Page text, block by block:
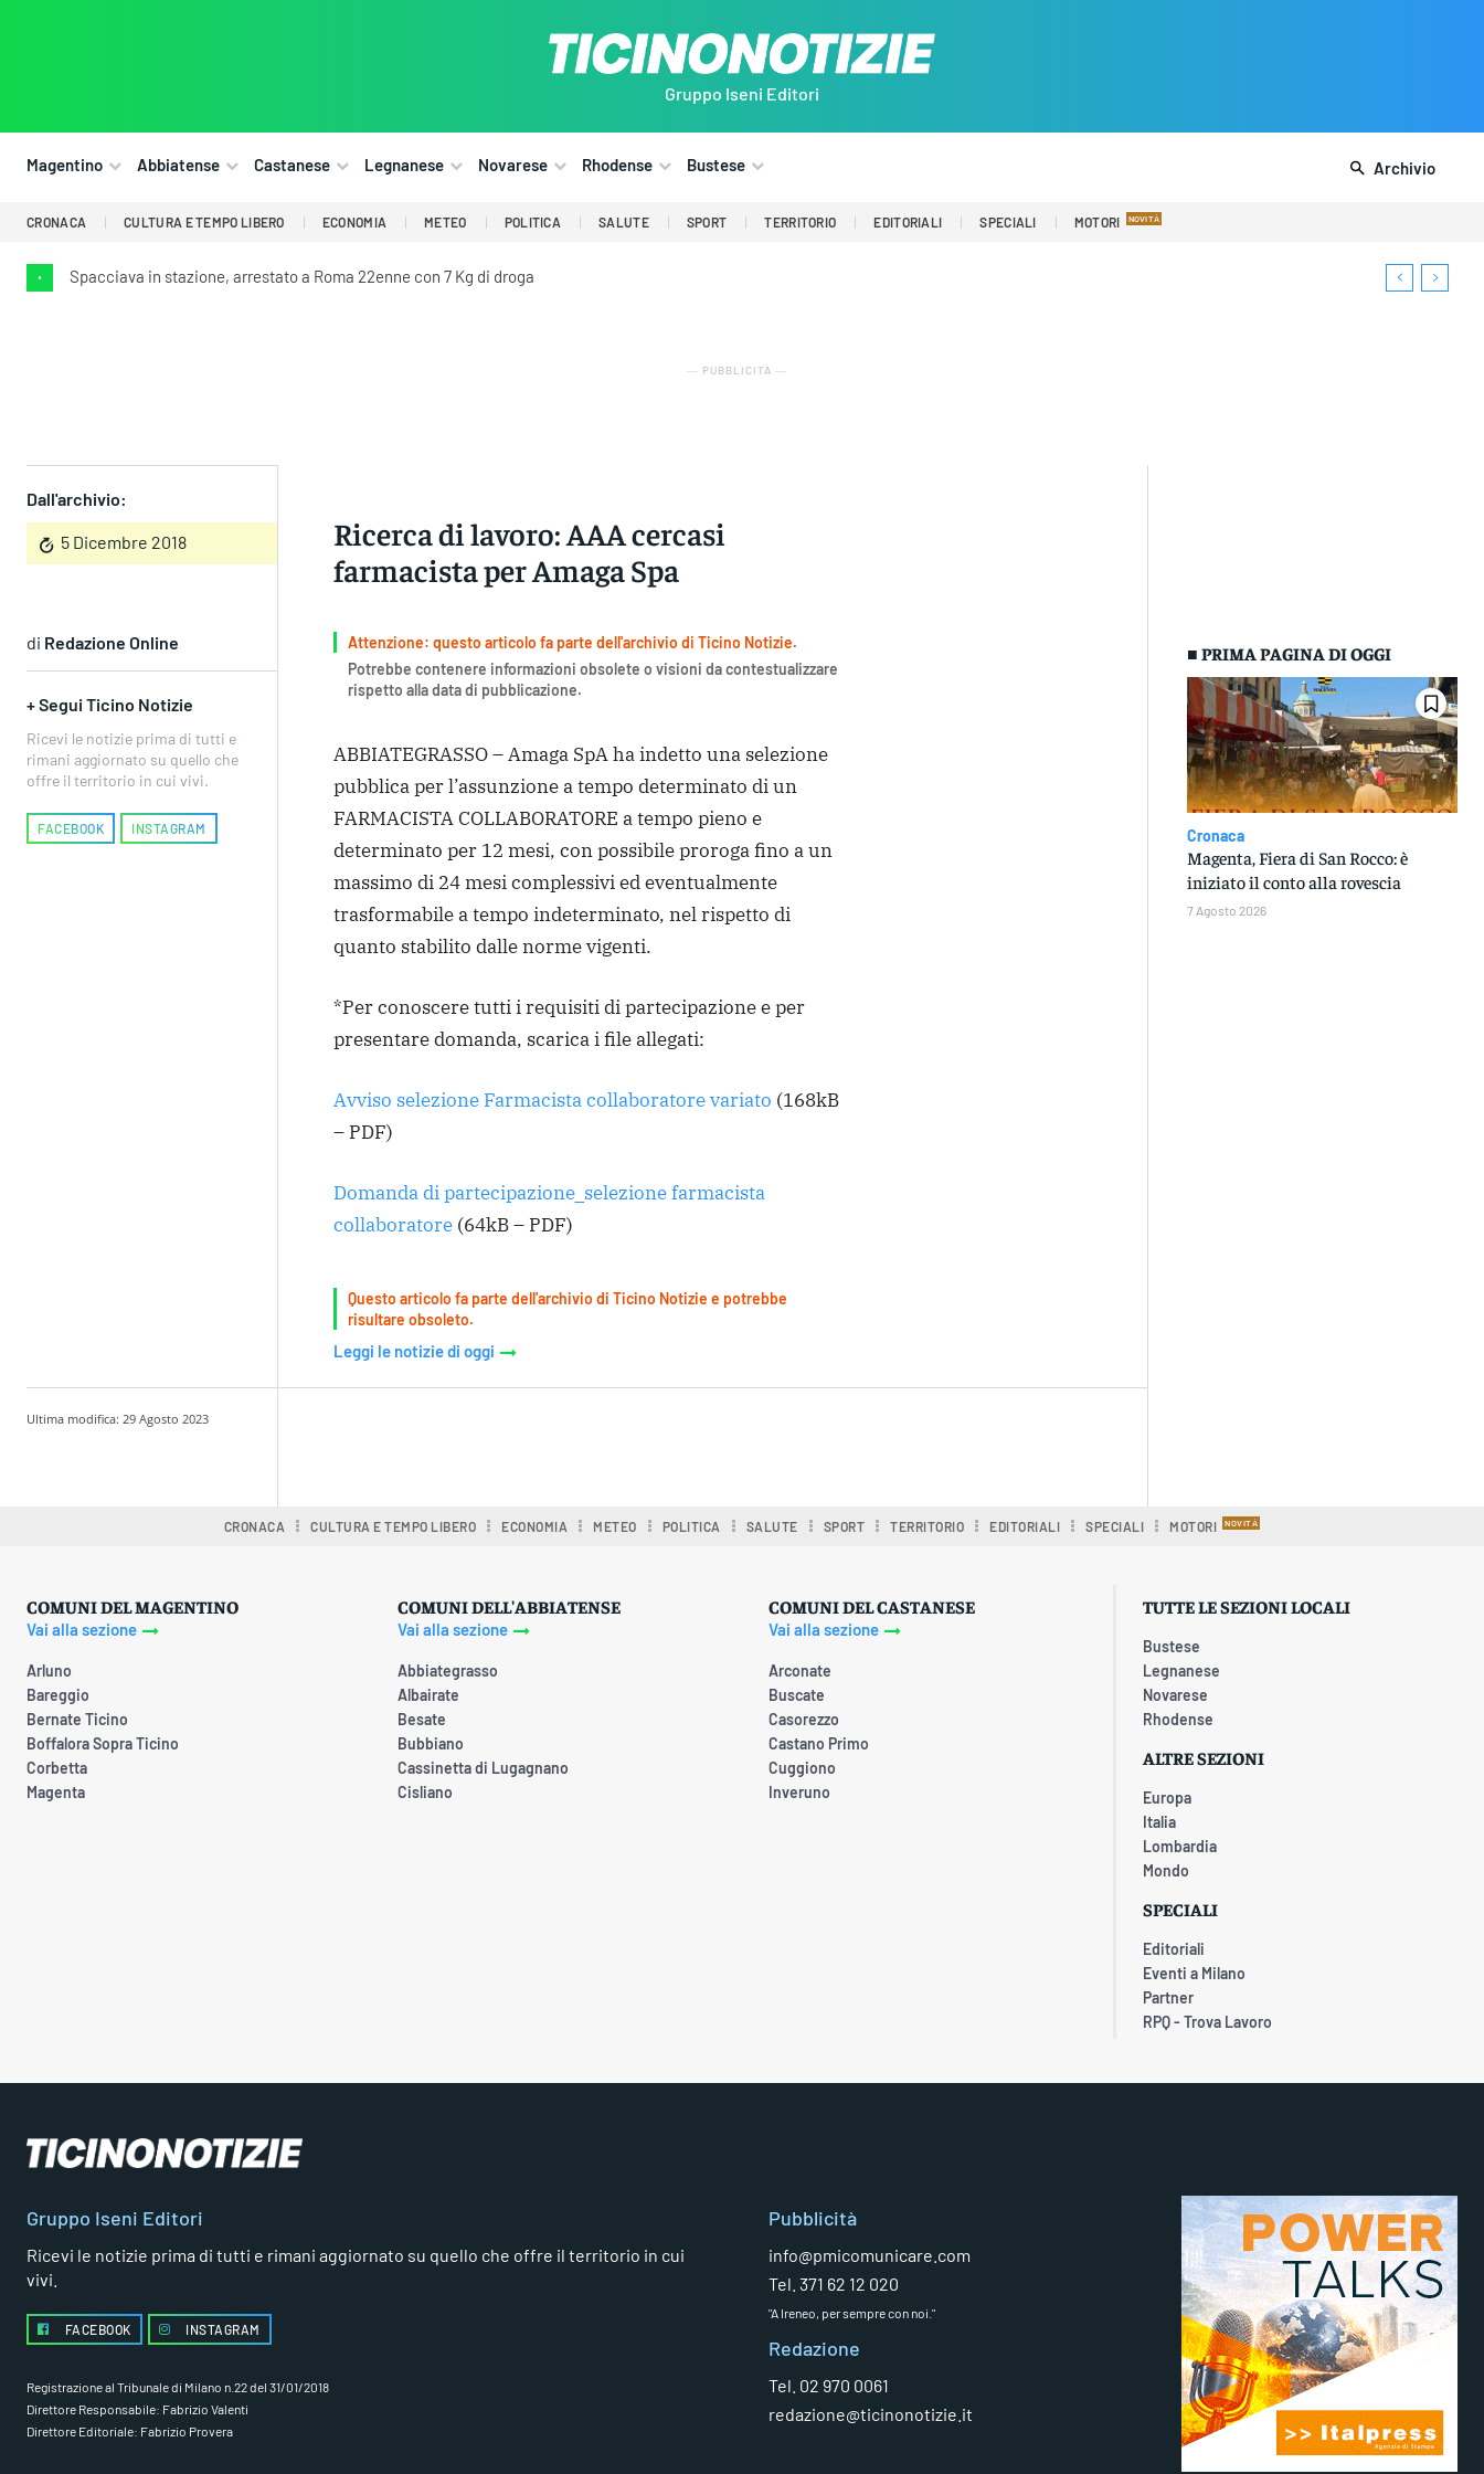
Gruppo Iseni Editori
Magentino Abbiatense Castanese Legnanese Novarese Rhodense Bustese Archivio
CRONACA CULTURA E TEMPO LIBERO ECONOMIA METEO POLITICA SALUTE SPORT TERRITORIO EDITORIALI SPECIALI MOTORI
• Spacciava in stazione, arrestato a Roma 22enne con 7 Kg di droga
― PUBBLICITÀ ―
Dall'archivio:
5 Dicembre 2018
Ricerca di lavoro: AAA cercasi
farmacista per Amaga Spa
di Redazione Online
+ Segui Ticino Notizie
Ricevi le notizie prima di tutti e
rimani aggiornato su quello che
offre il territorio in cui vivi.
FACEBOOK INSTAGRAM
Attenzione: questo articolo fa parte dell'archivio di Ticino Notizie.
Potrebbe contenere informazioni obsolete o visioni da contestualizzare
rispetto alla data di pubblicazione.
ABBIATEGRASSO – Amaga SpA ha indetto una selezione
pubblica per l’assunzione a tempo determinato di un
FARMACISTA COLLABORATORE a tempo pieno e
determinato per 12 mesi, con possibile proroga fino a un
massimo di 24 mesi complessivi ed eventualmente
trasformabile a tempo indeterminato, nel rispetto di
quanto stabilito dalle norme vigenti.
*Per conoscere tutti i requisiti di partecipazione e per
presentare domanda, scarica i file allegati:
Avviso selezione Farmacista collaboratore variato (168kB
– PDF)
Domanda di partecipazione_selezione farmacista
collaboratore(64kB – PDF)
Questo articolo fa parte dell'archivio di Ticino Notizie e potrebbe
risultare obsoleto.
Leggi le notizie di oggi
■ PRIMA PAGINA DI OGGI
Cronaca
Magenta, Fiera di San Rocco: è
iniziato il conto alla rovescia
7 Agosto 2026
Ultima modifica: 29 Agosto 2023
CRONACA CULTURA E TEMPO LIBERO ECONOMIA METEO POLITICA SALUTE SPORT TERRITORIO EDITORIALI SPECIALI MOTORI
COMUNI DEL MAGENTINO
Vai alla sezione
Arluno
Bareggio
Bernate Ticino
Boffalora Sopra Ticino
Corbetta
Magenta
COMUNI DELL'ABBIATENSE
Vai alla sezione
Abbiategrasso
Albairate
Besate
Bubbiano
Cassinetta di Lugagnano
Cisliano
COMUNI DEL CASTANESE
Vai alla sezione
Arconate
Buscate
Casorezzo
Castano Primo
Cuggiono
Inveruno
TUTTE LE SEZIONI LOCALI
Bustese
Legnanese
Novarese
Rhodense
ALTRE SEZIONI
Europa
Italia
Lombardia
Mondo
SPECIALI
Editoriali
Eventi a Milano
Partner
RPQ - Trova Lavoro
Gruppo Iseni Editori
Ricevi le notizie prima di tutti e rimani aggiornato su quello che offre il territorio in cui
vivi.
FACEBOOK INSTAGRAM
Registrazione al Tribunale di Milano n.22 del 31/01/2018
Direttore Responsabile: Fabrizio Valenti
Direttore Editoriale: Fabrizio Provera
Pubblicità
info@pmicomunicare.com
Tel. 371 62 12 020
"A Ireneo, per sempre con noi."
Redazione
Tel. 02 970 0061
redazione@ticinonotizie.it